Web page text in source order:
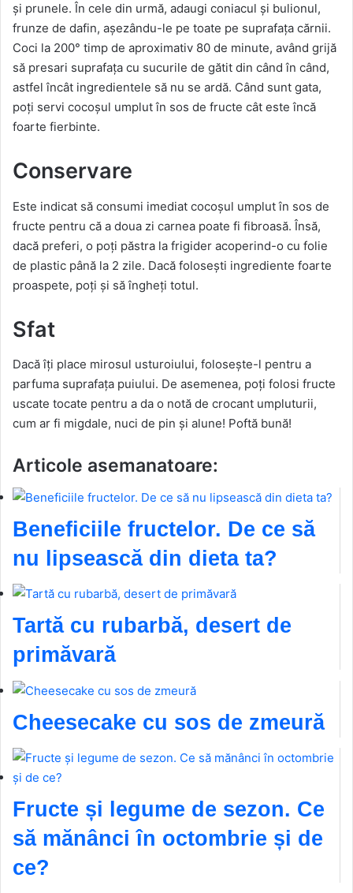
și prunele. În cele din urmă, adaugi coniacul și bulionul,
frunze de dafin, așezându-le pe toate pe suprafața cărnii.
Coci la 200° timp de aproximativ 80 de minute, având grijă
să presari suprafața cu sucurile de gătit din când în când,
astfel încât ingredientele să nu se ardă. Când sunt gata,
poți servi cocoșul umplut în sos de fructe cât este încă
foarte fierbinte.
Conservare
Este indicat să consumi imediat cocoșul umplut în sos de
fructe pentru că a doua zi carnea poate fi fibroasă. Însă,
dacă preferi, o poți păstra la frigider acoperind-o cu folie
de plastic până la 2 zile. Dacă folosești ingrediente foarte
proaspete, poți și să îngheți totul.
Sfat
Dacă îți place mirosul usturoiului, folosește-l pentru a
parfuma suprafața puiului. De asemenea, poți folosi fructe
uscate tocate pentru a da o notă de crocant umpluturii,
cum ar fi migdale, nuci de pin și alune! Poftă bună!
Articole asemanatoare:
Beneficiile fructelor. De ce să
nu lipsească din dieta ta?
Tartă cu rubarbă, desert de
primăvară
Cheesecake cu sos de zmeură
Fructe și legume de sezon. Ce
să mănânci în octombrie și de
ce?